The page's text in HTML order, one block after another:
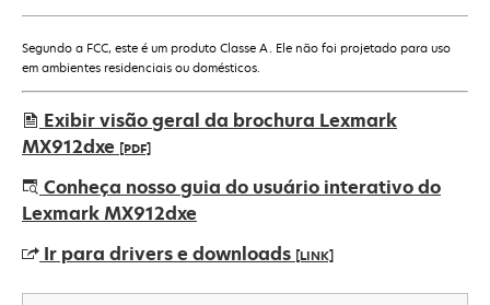
Segundo a FCC, este é um produto Classe A. Ele não foi projetado para uso
em ambientes residenciais ou domésticos.
Exibir visão geral da brochura Lexmark
MX912dxe [PDF]
abre
em
nova
guia
Conheça nosso guia do usuário interativo do
Lexmark MX912dxe
Ir para drivers e downloads [LINK]
abre